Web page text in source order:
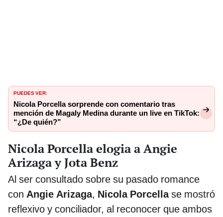
PUEDES VER:
Nicola Porcella sorprende con comentario tras
mención de Magaly Medina durante un live en TikTok:
“¿De quién?”
Nicola Porcella elogia a Angie
Arizaga y Jota Benz
Al ser consultado sobre su pasado romance
con Angie Arizaga, Nicola Porcellase mostró
reflexivo y conciliador, al reconocer que ambos